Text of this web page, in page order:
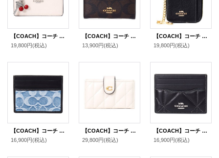
【COACH】コーチ カードケース さくらんぼ グレイズドレザー 鍵 チャーム付き スリム カードケース 二つ折り コインケース パスケース 定期入れ 名刺入れ チャーク（日本未発売）
19,800円(税込)
【COACH】コーチ コーティングキャンバス レザー シグネチャー シェイプド カードケース ロゴ 名刺入れ 定期入れ パスケース コインケース ブラウン×ブラック（日本未発売）
13,900円(税込)
【COACH】コーチ コインケース ぺブルレザー シグネチャー 型押し チェーン ジップ カードケース カードポーチ 定期入れ 名刺入れ 小銭入れ ブラック（日本未発売）
19,800円(税込)
【COACH】コーチ カードケース デニム レザー シグネチャー スリム カードケース ID パスケース 名刺入れ 定期入れ ライトインディゴ（日本未発売）
16,900円(税込)
【COACH】コーチ カードケース レザー キルティング エッセンシャル ロゴ アコーディオン カードホルダー カードケース 定期入れ 名刺入れ チャーク（日本未発売）
29,800円(税込)
【COACH】コーチ レザー ダイヤモンド キルティング ロゴ スリム ID パスケース カードケース 定期入れ 名刺入れ ブラック×バッドランズ（日本未発売）
16,900円(税込)